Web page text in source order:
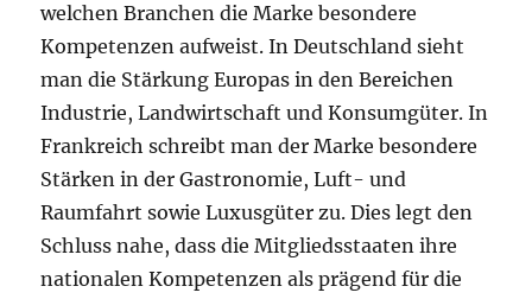
welchen Branchen die Marke besondere
Kompetenzen aufweist. In Deutschland sieht
man die Stärkung Europas in den Bereichen
Industrie, Landwirtschaft und Konsumgüter. In
Frankreich schreibt man der Marke besondere
Stärken in der Gastronomie, Luft- und
Raumfahrt sowie Luxusgüter zu. Dies legt den
Schluss nahe, dass die Mitgliedsstaaten ihre
nationalen Kompetenzen als prägend für die